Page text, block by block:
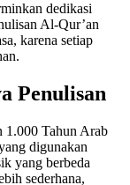
dedikasi
Al-Qur’an
karena setiap
Penulisan
1.000 Tahun Arab
digunakan
yang berbeda
sederhana,